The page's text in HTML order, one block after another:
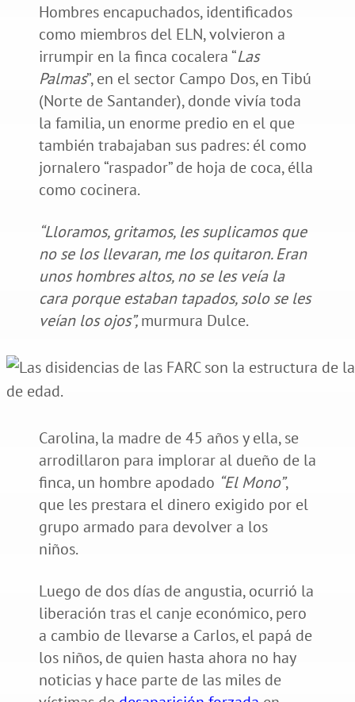
Hombres encapuchados, identificados
como miembros del ELN, volvieron a
irrumpir en la finca cocalera “Las
Palmas”, en el sector Campo Dos, en Tibú
(Norte de Santander), donde vivía toda
la familia, un enorme predio en el que
también trabajaban sus padres: él como
jornalero “raspador” de hoja de coca, élla
como cocinera.
“Lloramos, gritamos, les suplicamos que
no se los llevaran, me los quitaron. Eran
unos hombres altos, no se les veía la
cara porque estaban tapados, solo se les
veían los ojos”,murmura Dulce.
Carolina, la madre de 45 años y ella, se
arrodillaron para implorar al dueño de la
finca, un hombre apodado “El Mono”,
que les prestara el dinero exigido por el
grupo armado para devolver a los
niños.
Luego de dos días de angustia, ocurrió la
liberación tras el canje económico, pero
a cambio de llevarse a Carlos, el papá de
los niños, de quien hasta ahora no hay
noticias y hace parte de las miles de